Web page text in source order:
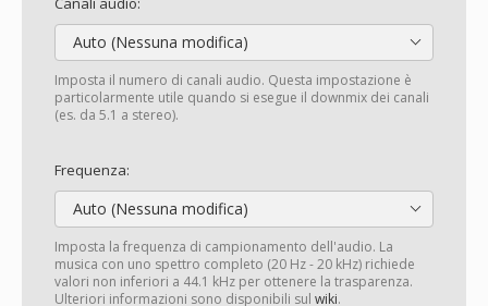
Auto (Nessuna modifica)
Imposta il numero di canali audio. Questa impostazione è
particolarmente utile quando si esegue il downmix dei canali
(es. da 5.1 a stereo).
Frequenza:
Auto (Nessuna modifica)
Imposta la frequenza di campionamento dell'audio. La
musica con uno spettro completo (20 Hz - 20 kHz) richiede
valori non inferiori a 44.1 kHz per ottenere la trasparenza.
Ulteriori informazioni sono disponibili sul wiki.